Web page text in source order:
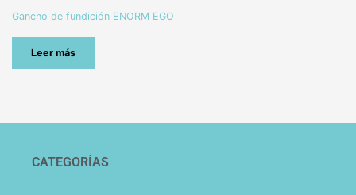
Gancho de fundición ENORM EGO
Leer más
CATEGORÍAS